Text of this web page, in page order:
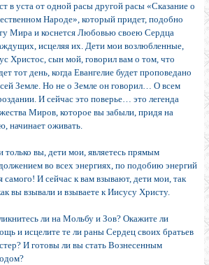
в уста от одной расы другой расы «Сказание о
Народе», который придет, подобно
Мира и коснется Любовью своею Сердца
исцеляя их. Дети мои возлюбленные,
Христос, сын мой, говорил вам о том, что
тот день, когда Евангелие будет проповедано
Земле. Но не о Земле он говорил… О всем
И сейчас это поверье… это легенда
Миров, которое вы забыли, придя на
начинает оживать.
только вы, дети мои, являетесь прямым
во всех энергиях, по подобию энергий
самого! И сейчас к вам взывают, дети мои, так
вы взывали и взываете к Иисусу Христу.
ли на Мольбу и Зов? Окажите ли
и исцелите те ли раны Сердец своих братьев
И готовы ли вы стать Вознесенным